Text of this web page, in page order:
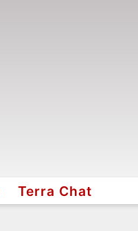
Terra Chat